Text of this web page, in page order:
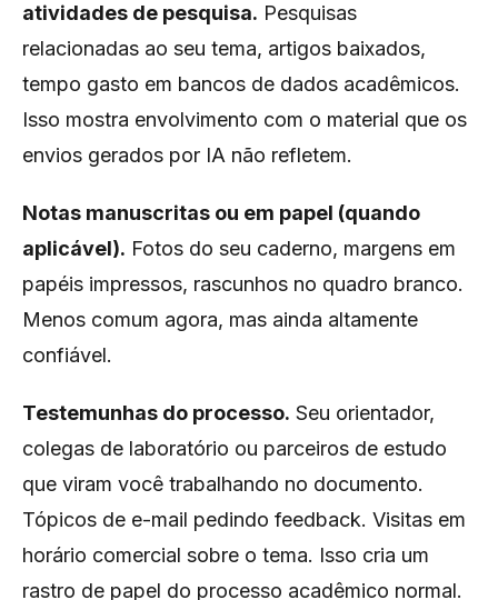
atividades de pesquisa. Pesquisas
relacionadas ao seu tema, artigos baixados,
tempo gasto em bancos de dados acadêmicos.
Isso mostra envolvimento com o material que os
envios gerados por IA não refletem.
Notas manuscritas ou em papel (quando
aplicável). Fotos do seu caderno, margens em
papéis impressos, rascunhos no quadro branco.
Menos comum agora, mas ainda altamente
confiável.
Testemunhas do processo. Seu orientador,
colegas de laboratório ou parceiros de estudo
que viram você trabalhando no documento.
Tópicos de e-mail pedindo feedback. Visitas em
horário comercial sobre o tema. Isso cria um
rastro de papel do processo acadêmico normal.